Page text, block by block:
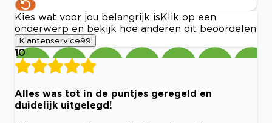
Kies wat voor jou belangrijk is Klik op een
onderwerp en bekijk hoe anderen dit beoordelen
Klantenservice99
10
Alles was tot in de puntjes geregeld en
duidelijk uitgelegd!